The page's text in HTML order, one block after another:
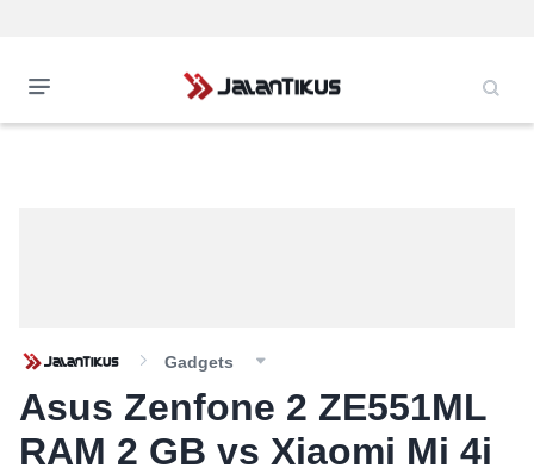
Gadgets
Asus Zenfone 2 ZE551ML
RAM 2 GB vs Xiaomi Mi 4i